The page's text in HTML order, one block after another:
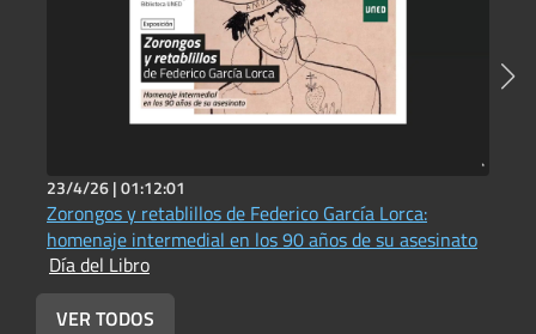
23/4/26 |01:12:01
Zorongos y retablillos de Federico García Lorca:
homenaje intermedial en los 90 años de su asesinato
Día del Libro
VER TODOS